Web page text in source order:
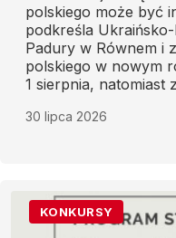
polskiego może być
podkreśla
Padury w Równem i
polskiego w nowym
1 sierpnia, natomiast
30 lipca 2026
KONKURSY